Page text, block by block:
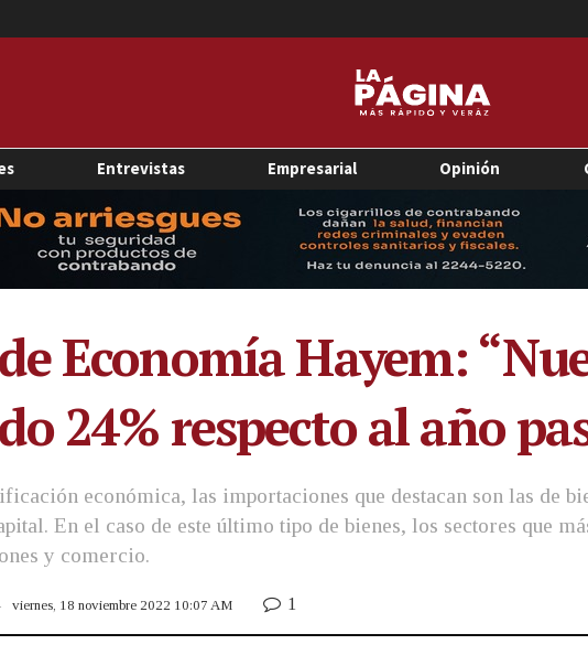
Entrevistas Empresarial Opinión
Economía Hayem:
24% respecto al año
económica, las importaciones que destacan son las de
En el caso de este último tipo de bienes, los sectores que
y comercio.
viernes, 18 noviembre 2022 10:07 AM 1